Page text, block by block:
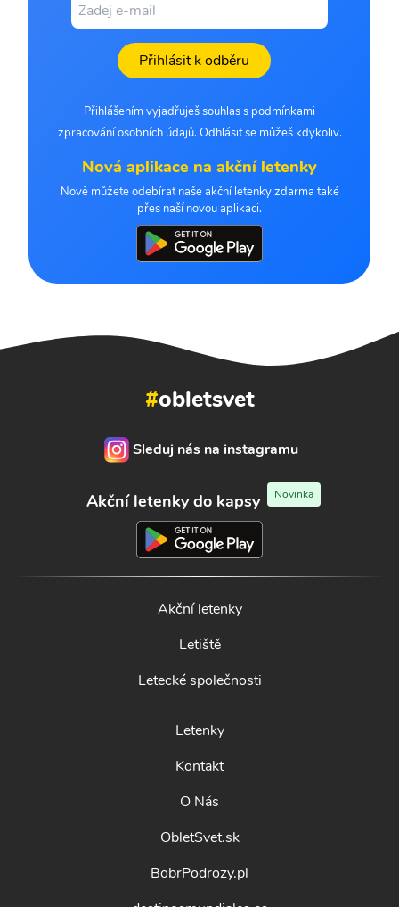
Přihlásit k odběru
Přihlášením vyjadřuješ souhlas s podmínkami
zpracování osobních údajů. Odhlásit se můžeš kdykoliv.
Nová aplikace na akční letenky
Nově můžete odebírat naše akční letenky zdarma také
přes naší novou aplikaci.
#obletsvet
Sleduj nás na instagramu
Akční letenky do kapsy Novinka
Akční letenky
Letiště
Letecké společnosti
Letenky
Kontakt
O Nás
ObletSvet.sk
BobrPodrozy.pl